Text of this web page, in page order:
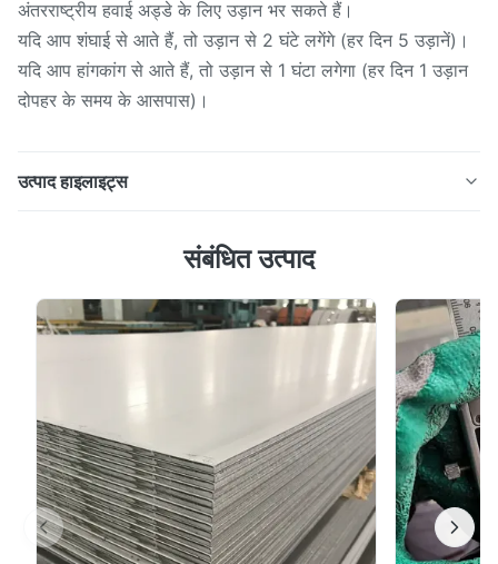
अंतरराष्ट्रीय हवाई अड्डे के लिए उड़ान भर सकते हैं।
यदि आप शंघाई से आते हैं, तो उड़ान से 2 घंटे लगेंगे (हर दिन 5 उड़ानें)।
यदि आप हांगकांग से आते हैं, तो उड़ान से 1 घंटा लगेगा (हर दिन 1 उड़ान
दोपहर के समय के आसपास)।
उत्पाद हाइलाइट्स
बनाने की विशेषताएं उत्पाद परिचय कोल्ड रोल्ड: हॉट रोल्ड कॉइल का
बनाकर हटा दिया जाता है।उत्पाद रोल्ड कॉइल है।लगातार ठंडे विरूपण के
संबंधित उत्पाद